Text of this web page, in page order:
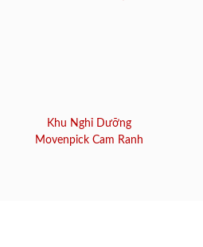
Khu Nghỉ Dưỡng
Movenpick Cam Ranh